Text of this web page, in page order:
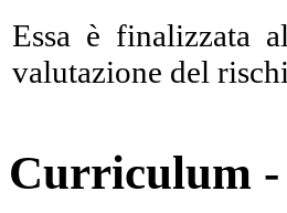
Essa è finalizzata
valutazione del
Curriculum